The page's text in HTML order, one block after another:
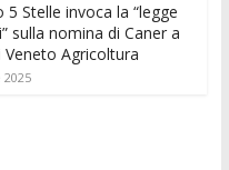
Stelle invoca la “legge
sulla nomina di Caner a
Agricoltura